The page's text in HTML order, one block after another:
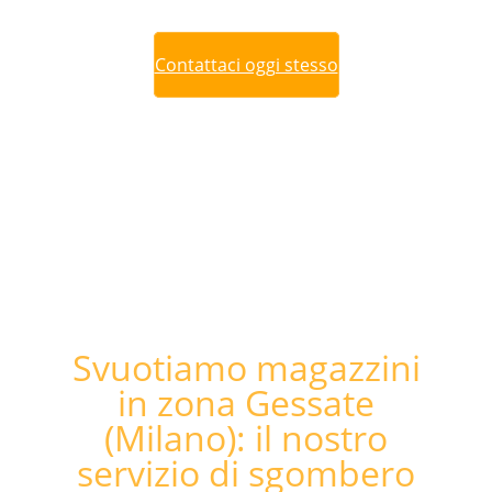
Contattaci oggi stesso
Svuotiamo magazzini
in zona Gessate
(Milano): il nostro
servizio di sgombero